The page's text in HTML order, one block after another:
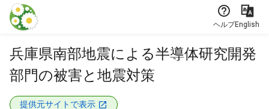
本文に飛ぶ
ヘルプEnglish
兵庫県南部地震による半導体研究開発
部門の被害と地震対策
提供元サイトで表示